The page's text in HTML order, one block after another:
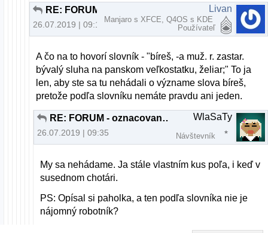
26.07.2019 | 09:13
Livan
Manjaro s XFCE, Q4OS s KDE
Používateľ
A čo na to hovorí slovník - "bíreš, -a muž. r. zastar.
bývalý sluha na panskom veľkostatku, želiar;" To ja
len, aby ste sa tu nehádali o význame slova bíreš,
pretože podľa slovníku nemáte pravdu ani jeden.
RE: FORUM - oznacovanie a zvyrazňovanie nových príspevkov
26.07.2019 | 09:35
WlaSaTy
Návštevník
My sa nehádame. Ja stále vlastním kus poľa, i keď v
susednom chotári.
PS: Opísal si paholka, a ten podľa slovníka nie je
nájomný robotník?